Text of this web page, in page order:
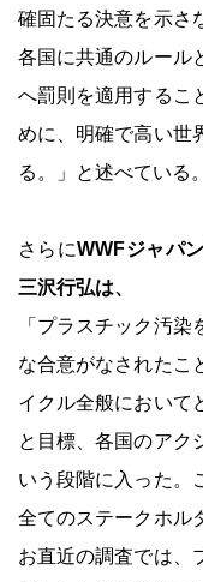
確固たる決意を示さ
各国に共通のルール
へ罰則を適用するこ
めに、明確で高い世
る。」と述べている。
さらにWWFジャパ
三沢行弘は、
「プラスチック汚
な合意がなされたこ
イクル全般において
と目標、各国のアク
いう段階に入った。
全てのステークホル
お直近の調査では、